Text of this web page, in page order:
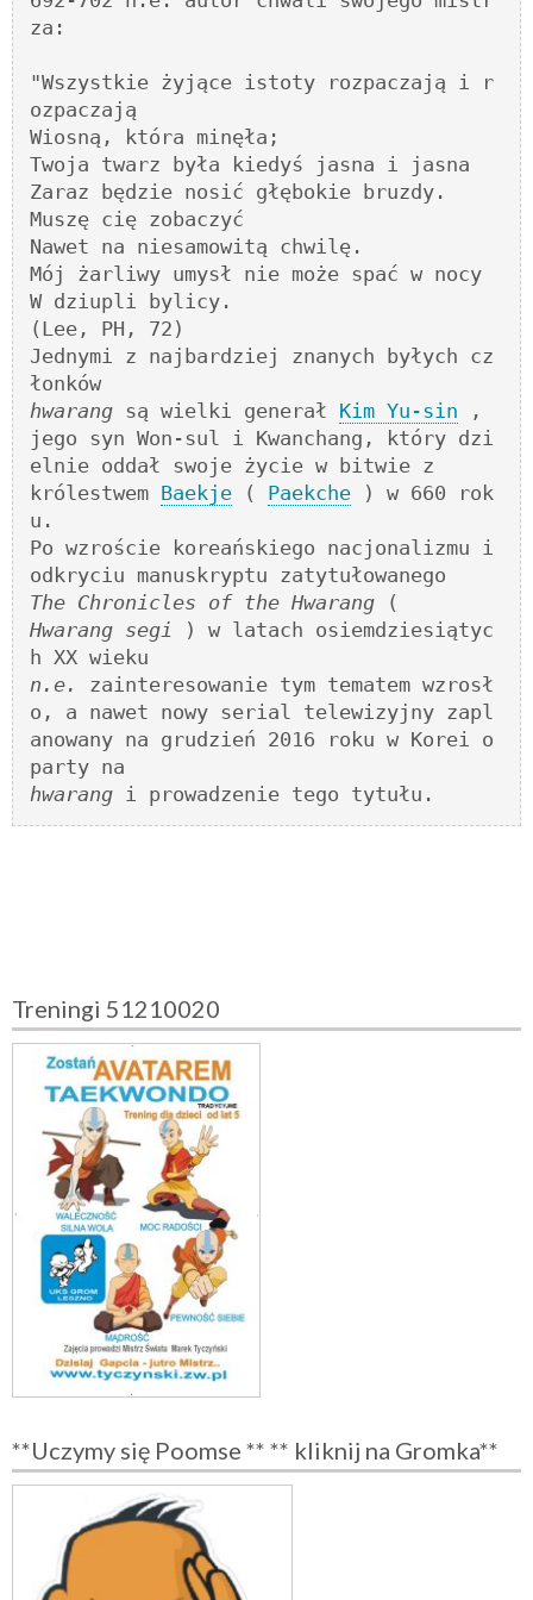
za:
"Wszystkie żyjące istoty rozpaczają i r
ozpaczają
Wiosną, która minęła;
Twoja twarz była kiedyś jasna i jasna
Zaraz będzie nosić głębokie bruzdy.
Muszę cię zobaczyć
Nawet na niesamowitą chwilę.
Mój żarliwy umysł nie może spać w nocy
W dziupli bylicy.
(Lee, PH, 72)
Jednymi z najbardziej znanych byłych cz
hwarang są wielki generał Kim Yu-sin ,
jego syn Won-sul i Kwanchang, który dzi
elnie oddał swoje życie w bitwie z
królestwem
Baekje ( Paekche ) w 660 rok
u.
Po wzroście koreańskiego nacjonalizmu i
The Chronicles of the Hwarang
Hwarang segi ) w latach osiemdziesiątyc
n.e.
zainteresowanie tym tematem wzrosł
o, a nawet nowy serial telewizyjny zapl
anowany na grudzień 2016 roku w Korei o
hwarang i prowadzenie tego tytułu.
Treningi 51210020
**Uczymy się Poomse ** ** kliknij na Gromka**